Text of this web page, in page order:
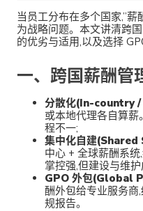
当员工分布在多个国家,”
为战略问题。本文讲清跨
的优劣与适用,以及选择
一、跨国薪酬管
分散化(In-country /
或本地代理各自算
程不一;
集中化自建
中心 + 全球薪酬系统
掌控强,但建设与维
GPO 外包(Global
酬外包给专业服务商
规报告。